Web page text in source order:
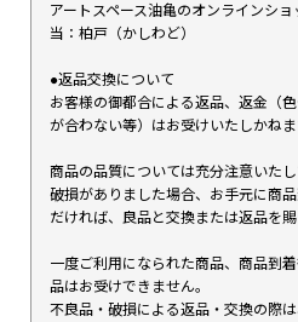
アートスペース油亀のオンラインシ
当：柏戸（かしわど）
●返品交換について
お客様の御都合による返品、返金（
が合わない等）はお受けいたしかねま
商品の品質については充分注意いた
破損がありました場合、お手元に商
だければ、良品と交換または返品を賜
一度ご利用になられた商品、商品到
品はお受けできません。
不良品・破損による返品・交換の際